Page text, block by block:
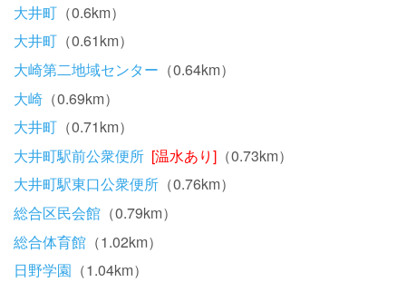
大井町 （0.6km）
大井町 （0.61km）
大崎第二地域センター （0.64km）
大崎 （0.69km）
大井町 （0.71km）
大井町駅前公衆便所 [温水あり] （0.73km）
大井町駅東口公衆便所 （0.76km）
総合区民会館 （0.79km）
総合体育館 （1.02km）
日野学園 （1.04km）